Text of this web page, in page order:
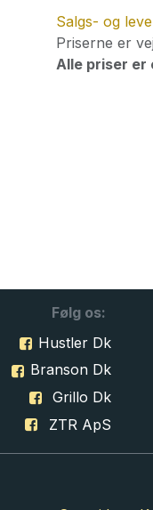
Salgs- og
Priserne er
Alle priser er
Følg os:
Hustler Dk
Branson Dk
Grillo Dk
ZTR ApS